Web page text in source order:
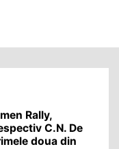
Rally,
C.N. De
doua din